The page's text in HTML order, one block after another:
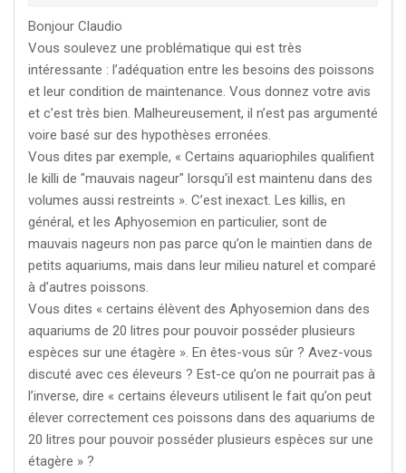
Bonjour Claudio
Vous soulevez une problématique qui est très
intéressante : l’adéquation entre les besoins des poissons
et leur condition de maintenance. Vous donnez votre avis
et c’est très bien. Malheureusement, il n’est pas argumenté
voire basé sur des hypothèses erronées.
Vous dites par exemple, « Certains aquariophiles qualifient
le killi de "mauvais nageur" lorsqu'il est maintenu dans des
volumes aussi restreints ». C’est inexact. Les killis, en
général, et les Aphyosemion en particulier, sont de
mauvais nageurs non pas parce qu’on le maintien dans de
petits aquariums, mais dans leur milieu naturel et comparé
à d’autres poissons.
Vous dites « certains élèvent des Aphyosemion dans des
aquariums de 20 litres pour pouvoir posséder plusieurs
espèces sur une étagère ». En êtes-vous sûr ? Avez-vous
discuté avec ces éleveurs ? Est-ce qu’on ne pourrait pas à
l’inverse, dire « certains éleveurs utilisent le fait qu’on peut
élever correctement ces poissons dans des aquariums de
20 litres pour pouvoir posséder plusieurs espèces sur une
étagère » ?